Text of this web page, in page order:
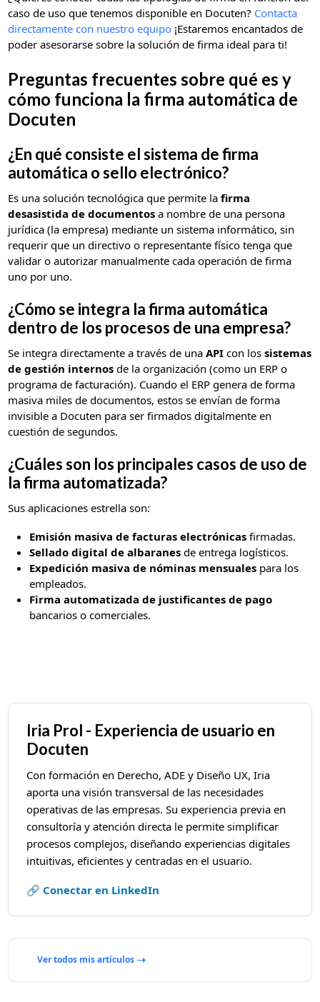
caso de uso que tenemos disponible en Docuten? Contacta
directamente con nuestro equipo ¡Estaremos encantados de
poder asesorarse sobre la solución de firma ideal para ti!
Preguntas frecuentes sobre qué es y
cómo funciona la firma automática de
Docuten
¿En qué consiste el sistema de firma
automática o sello electrónico?
Es una solución tecnológica que permite lafirma
desasistida de documentos a nombre de una persona
jurídica (la empresa) mediante un sistema informático, sin
requerir que un directivo o representante físico tenga que
validar o autorizar manualmente cada operación de firma
uno por uno.
¿Cómo se integra la firma automática
dentro de los procesos de una empresa?
Se integra directamente a través de unaAPI con lossistemas
de gestión internos de la organización (como un ERP o
programa de facturación). Cuando el ERP genera de forma
masiva miles de documentos, estos se envían de forma
invisible a Docuten para ser firmados digitalmente en
cuestión de segundos.
¿Cuáles son los principales casos de uso de
la firma automatizada?
Sus aplicaciones estrella son:
Emisión masiva de facturas electrónicas firmadas.
Sellado digital de albaranes de entrega logísticos.
Expedición masiva de nóminas mensuales para los
empleados.
Firma automatizada de justificantes de pago
bancarios o comerciales.
Iria Prol - Experiencia de usuario en
Docuten
Con formación en Derecho, ADE y Diseño UX, Iria
aporta una visión transversal de las necesidades
operativas de las empresas. Su experiencia previa en
consultoría y atención directa le permite simplificar
procesos complejos, diseñando experiencias digitales
intuitivas, eficientes y centradas en el usuario.
🔗 Conectar en LinkedIn
Ver todos mis artículos